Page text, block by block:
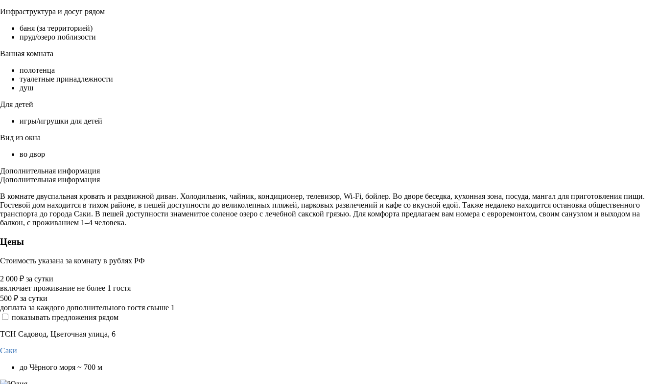
Инфраструктура и досуг рядом
баня (за территорией)
пруд/озеро поблизости
Ванная комната
полотенца
туалетные принадлежности
душ
Для детей
игры/игрушки для детей
Вид из окна
во двор
Дополнительная информация
Дополнительная информация
В комнате двуспальная кровать и раздвижной диван. Холодильник, чайник, кондиционер, телевизор, Wi-Fi, бойлер. Во дворе беседка, кухонная зона, посуда, мангал для приготовления пищи.
Гостевой дом находится в тихом районе, в пешей доступности до великолепных пляжей, парковых развлечений и кафе со вкусной едой. Также недалеко находится остановка общественного
транспорта до города Саки. В пешей доступности знаменитое соленое озеро с лечебной сакской грязью. Для комфорта предлагаем вам номера с евроремонтом, своим санузлом и выходом на
балкон, с проживанием 1–4 человека.
Цены
Стоимость указана за комнату в рублях РФ
2 000 ₽ за сутки
включает проживание не более 1 гостя
500 ₽ за сутки
доплата за каждого дополнительного гостя свыше 1
показывать предложения рядом
ТСН Садовод, Цветочная улица, 6
Саки
до Чёрного моря ~ 700 м